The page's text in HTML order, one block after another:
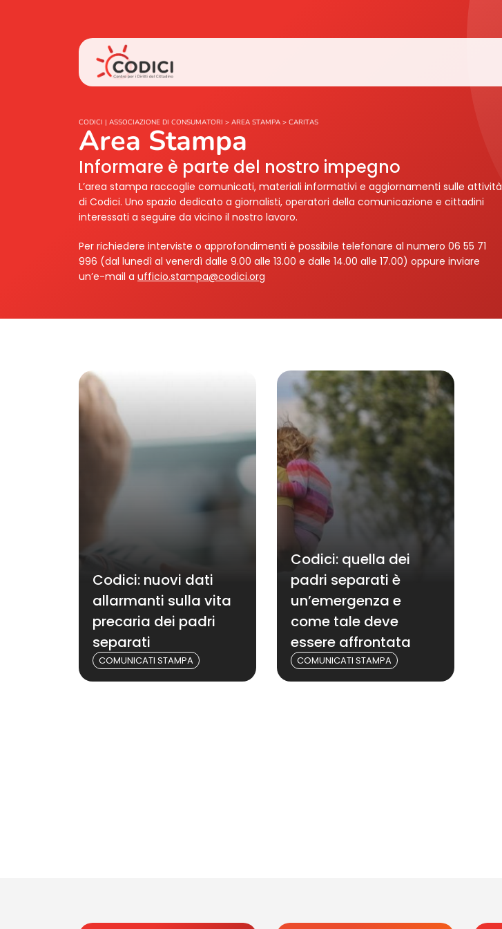
CODICI | ASSOCIAZIONE DI CONSUMATORI > AREA STAMPA > CARITAS
Area Stampa
Informare è parte del nostro impegno
L’area stampa raccoglie comunicati, materiali informativi e aggiornamenti sulle attività
di Codici. Uno spazio dedicato a giornalisti, operatori della comunicazione e cittadini
interessati a seguire da vicino il nostro lavoro.
Per richiedere interviste o approfondimenti è possibile telefonare al numero 06 55 71
996 (dal lunedì al venerdì dalle 9.00 alle 13.00 e dalle 14.00 alle 17.00) oppure inviare
un’e-mail a ufficio.stampa@codici.org
Codici: nuovi dati
allarmanti sulla vita
precaria dei padri
separati
COMUNICATI STAMPA
Codici: quella dei
padri separati è
un’emergenza e
come tale deve
essere affrontata
COMUNICATI STAMPA